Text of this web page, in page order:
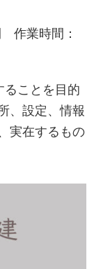
作業時間：
ることを目的
、設定、情報
実在するもの